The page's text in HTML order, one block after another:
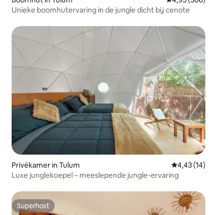
Unieke boomhutervaring in de jungle dicht bij cenote
Privékamer in Tulum Gemiddelde
4,43 (14)
Luxe junglekoepel – meeslepende jungle-ervaring
Superhost
Superhost